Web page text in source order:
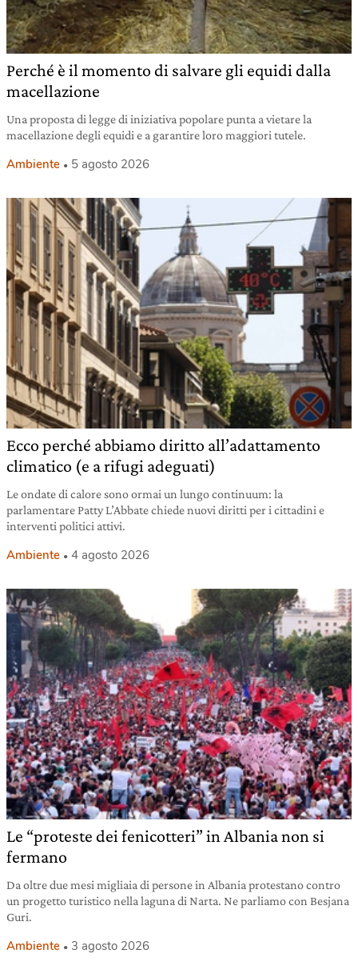
Perché è il momento di salvare gli equidi dalla
macellazione
Una proposta di legge di iniziativa popolare punta a vietare la
macellazione degli equidi e a garantire loro maggiori tutele.
Ambiente 5 agosto 2026
Ecco perché abbiamo diritto all’adattamento
climatico (e a rifugi adeguati)
Le ondate di calore sono ormai un lungo continuum: la
parlamentare Patty L’Abbate chiede nuovi diritti per i cittadini e
interventi politici attivi.
Ambiente 4 agosto 2026
Le “proteste dei fenicotteri” in Albania non si
fermano
Da oltre due mesi migliaia di persone in Albania protestano contro
un progetto turistico nella laguna di Narta. Ne parliamo con Besjana
Guri.
Ambiente 3 agosto 2026